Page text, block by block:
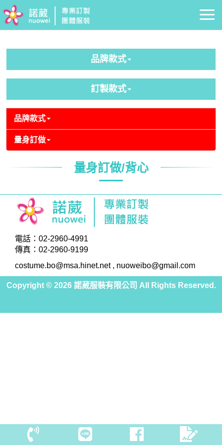
品牌款式
訂製款式
品牌款式
量身訂做
量身訂做/背心
電話： 02-2960-4991
傳真：02-2960-9199
costume.bo@msa.hinet.net, nuoweibo@gmail.com
Copyright © 2026諾葳服裝有限公司 All Rights Reserved.